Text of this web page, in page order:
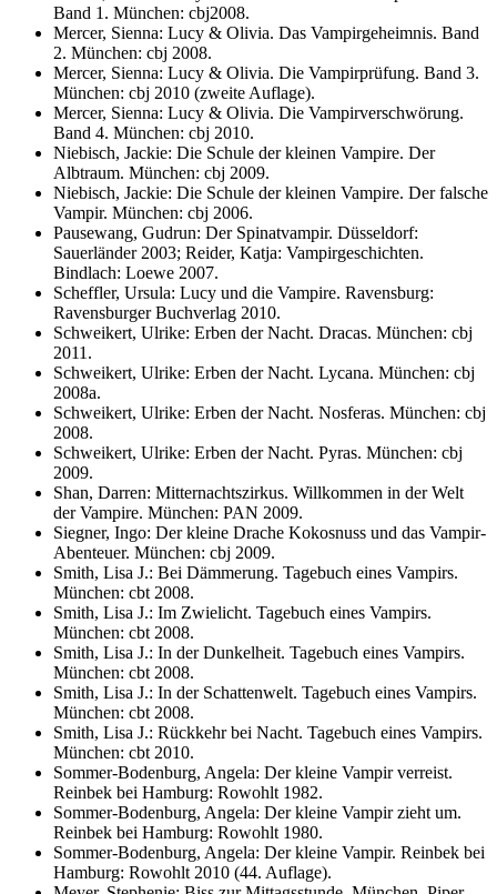
Band 1. München: cbj2008.
Mercer, Sienna: Lucy & Olivia. Das Vampirgeheimnis. Band
2. München: cbj 2008.
Mercer, Sienna: Lucy & Olivia. Die Vampirprüfung. Band 3.
München: cbj 2010 (zweite Auflage).
Mercer, Sienna: Lucy & Olivia. Die Vampirverschwörung.
Band 4. München: cbj 2010.
Niebisch, Jackie: Die Schule der kleinen Vampire. Der
Albtraum. München: cbj 2009.
Niebisch, Jackie: Die Schule der kleinen Vampire. Der falsche
Vampir. München: cbj 2006.
Pausewang, Gudrun: Der Spinatvampir. Düsseldorf:
Sauerländer 2003; Reider, Katja: Vampirgeschichten.
Bindlach: Loewe 2007.
Scheffler, Ursula: Lucy und die Vampire. Ravensburg:
Ravensburger Buchverlag 2010.
Schweikert, Ulrike: Erben der Nacht. Dracas. München: cbj
2011.
Schweikert, Ulrike: Erben der Nacht. Lycana. München: cbj
2008a.
Schweikert, Ulrike: Erben der Nacht. Nosferas. München: cbj
2008.
Schweikert, Ulrike: Erben der Nacht. Pyras. München: cbj
2009.
Shan, Darren: Mitternachtszirkus. Willkommen in der Welt
der Vampire. München: PAN 2009.
Siegner, Ingo: Der kleine Drache Kokosnuss und das Vampir-
Abenteuer. München: cbj 2009.
Smith, Lisa J.: Bei Dämmerung. Tagebuch eines Vampirs.
München: cbt 2008.
Smith, Lisa J.: Im Zwielicht. Tagebuch eines Vampirs.
München: cbt 2008.
Smith, Lisa J.: In der Dunkelheit. Tagebuch eines Vampirs.
München: cbt 2008.
Smith, Lisa J.: In der Schattenwelt. Tagebuch eines Vampirs.
München: cbt 2008.
Smith, Lisa J.: Rückkehr bei Nacht. Tagebuch eines Vampirs.
München: cbt 2010.
Sommer-Bodenburg, Angela: Der kleine Vampir verreist.
Reinbek bei Hamburg: Rowohlt 1982.
Sommer-Bodenburg, Angela: Der kleine Vampir zieht um.
Reinbek bei Hamburg: Rowohlt 1980.
Sommer-Bodenburg, Angela: Der kleine Vampir. Reinbek bei
Hamburg: Rowohlt 2010 (44. Auflage).